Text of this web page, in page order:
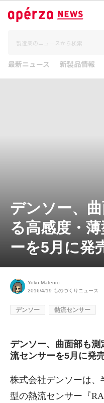
最新ニュース 新製品情報
デンソー、
る高感度・
ーを5月に発
Yoko Matenro
2016/4/19 ものづくりニュース
デンソー 熱流センサー
デンソー、曲面部も
流センサーを5月に発
株式会社デンソーは
型の熱流センサー『